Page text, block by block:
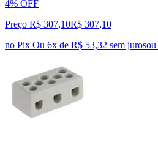
4% OFF
Preço R$ 307,10R$ 307,10
no Pix Ou 6x de R$ 53,32 sem jurosou